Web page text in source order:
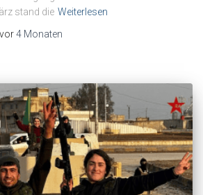
stand die Weiterlesen
, vor4 Monaten